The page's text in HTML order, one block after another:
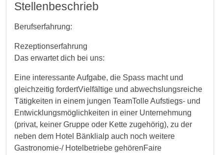
Stellenbeschrieb
Berufserfahrung:
Rezeptionserfahrung
Das erwartet dich bei uns:
Eine interessante Aufgabe, die Spass macht und
gleichzeitig fordertVielfältige und abwechslungsreiche
Tätigkeiten in einem jungen TeamTolle Aufstiegs- und
Entwicklungsmöglichkeiten in einer Unternehmung
(privat, keiner Gruppe oder Kette zugehörig), zu der
neben dem Hotel Bänklialp auch noch weitere
Gastronomie-/ Hotelbetriebe gehörenFaire